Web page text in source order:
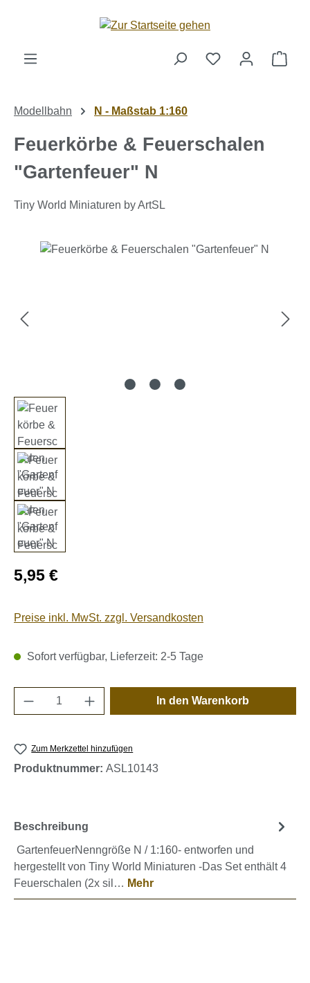
Zum Hauptinhalt springen
Modellbahn N - Maßstab 1:160
Feuerkörbe & Feuerschalen
"Gartenfeuer" N
Tiny World Miniaturen by ArtSL
Bildergalerie überspringen
Regulärer Preis:
5,95 €
Preise inkl. MwSt. zzgl. Versandkosten
Sofort verfügbar, Lieferzeit: 2-5 Tage
Produkt Anzahl: Gib den gewünschten
In den Warenkorb
Zum Merkzettel hinzufügen
Produktnummer: ASL10143
Beschreibung
GartenfeuerNenngröße N / 1:160- entworfen und
hergestellt von Tiny World Miniaturen -Das Set enthält 4
Feuerschalen (2x sil… Mehr